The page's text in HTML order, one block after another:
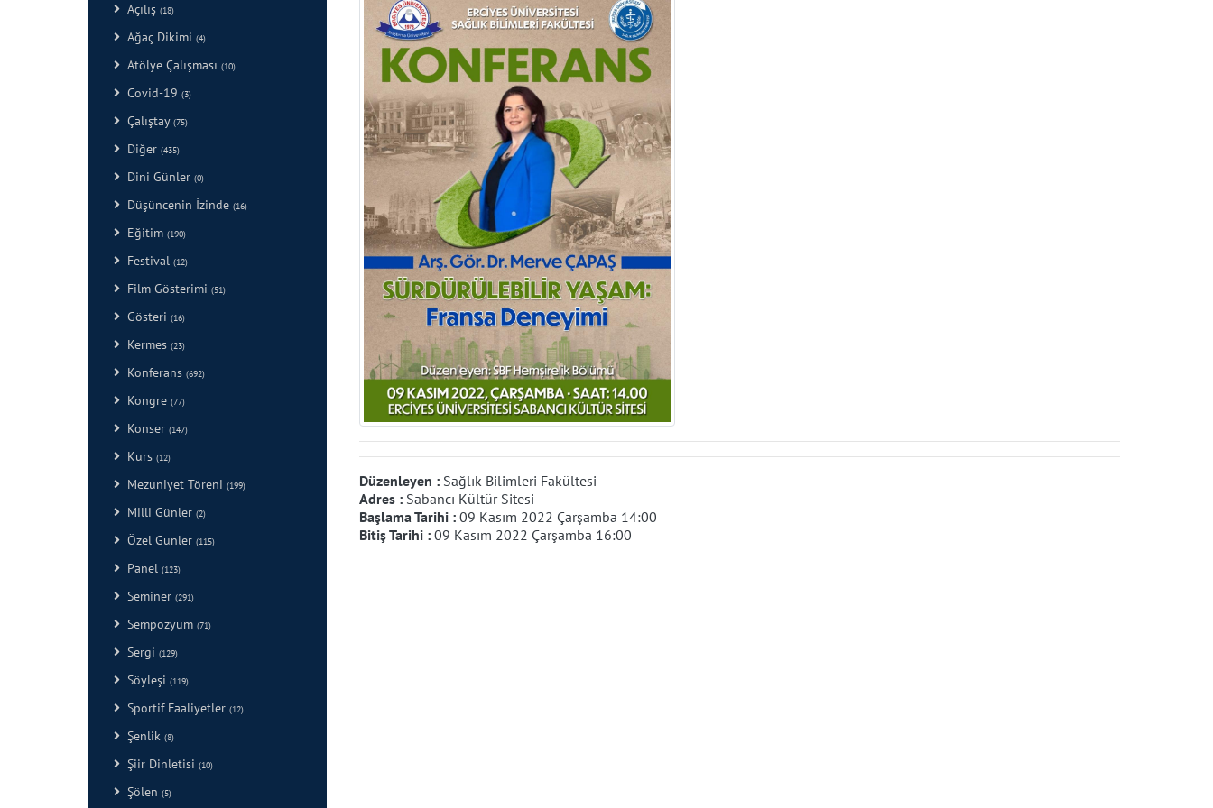
Açılış (18)
Ağaç Dikimi (4)
Atölye Çalışması (10)
Covid-19 (3)
Çalıştay (75)
Diğer (435)
Dini Günler (0)
Düşüncenin İzinde (16)
Eğitim (190)
Festival (12)
Film Gösterimi (51)
Gösteri (16)
Kermes (23)
Konferans (692)
Kongre (77)
Konser (147)
Kurs (12)
Mezuniyet Töreni (199)
Milli Günler (2)
Özel Günler (115)
Panel (123)
Seminer (291)
Sempozyum (71)
Sergi (129)
Söyleşi (119)
Sportif Faaliyetler (12)
Şenlik (8)
Şiir Dinletisi (10)
Şölen (5)
Düzenleyen : Sağlık Bilimleri Fakültesi
Adres : Sabancı Kültür Sitesi
Başlama Tarihi : 09 Kasım 2022 Çarşamba 14:00
Bitiş Tarihi : 09 Kasım 2022 Çarşamba 16:00